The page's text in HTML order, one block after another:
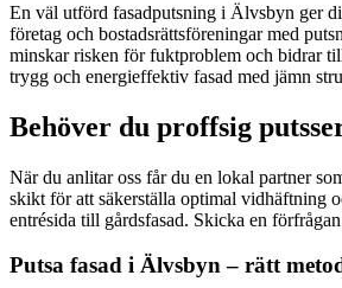
En väl utförd fasadputsning i Älvsbyn ger
företag och bostadsrättsföreningar med
minskar risken för fuktproblem och bidrar
trygg och energieffektiv fasad med jämn
Behöver du proffsig
När du anlitar oss får du en lokal partner
skikt för att säkerställa optimal vidhäftning
entrésida till gårdsfasad. Skicka en
Putsa fasad i Älvsbyn – rätt